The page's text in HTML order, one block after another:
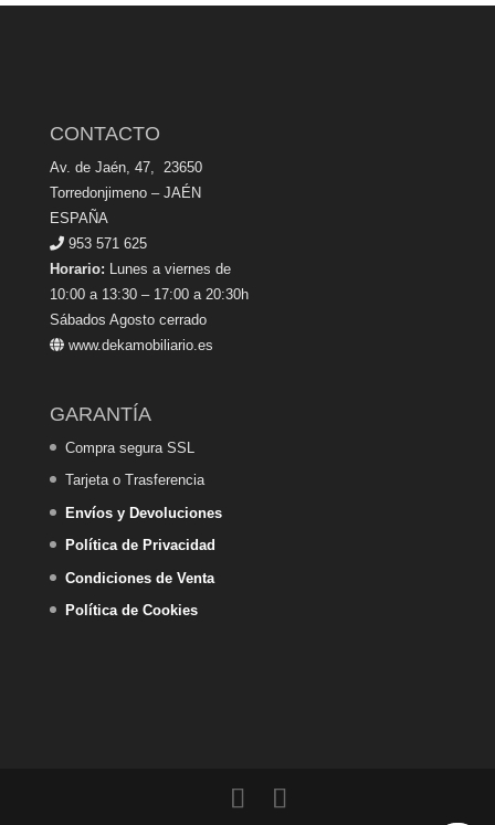
CONTACTO
Av. de Jaén, 47, 23650
Torredonjimeno – JAÉN
ESPAÑA
953 571 625
Horario: Lunes a viernes de
10:00 a 13:30 – 17:00 a 20:30h
Sábados Agosto cerrado
www.dekamobiliario.es
GARANTÍA
Compra segura SSL
Tarjeta o Trasferencia
Envíos y Devoluciones
Política de Privacidad
Condiciones de Venta
Política de Cookies